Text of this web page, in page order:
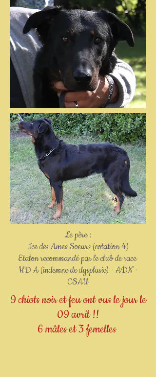
Le père :
Ice des Ames Soeurs (cotation 4)
Etalon recommandé par le club de race
HD A (indemne de dysplasie) - ADN -
CSAU
9 chiots noir et feu ont vus le jour le
09 avril !!
6 mâles et 3 femelles